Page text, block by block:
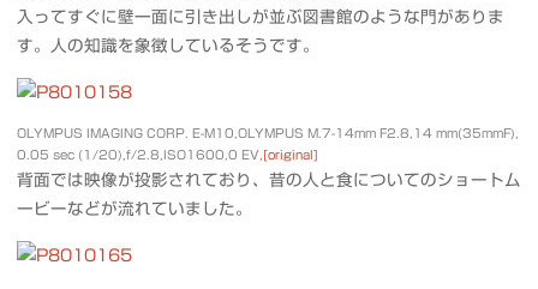
入ってすぐに壁一面に引き出しが並ぶ図書館のような門がありま
す。人の知識を象徴しているそうです。
OLYMPUS IMAGING CORP. E-M10,OLYMPUS M.7-14mm F2.8,14 mm(35mmF),
0.05 sec (1/20),f/2.8,ISO1600,0 EV, [original]
背面では映像が投影されており、昔の人と食についてのショートム
ービーなどが流れていました。